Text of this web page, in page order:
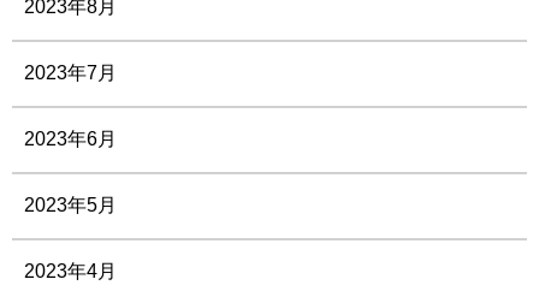
2023年8月
2023年7月
2023年6月
2023年5月
2023年4月